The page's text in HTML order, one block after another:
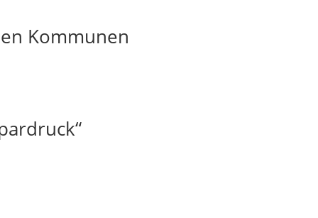
Kommunen